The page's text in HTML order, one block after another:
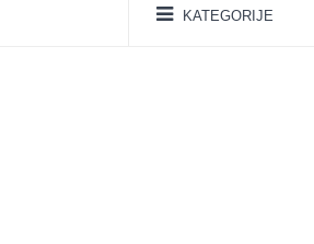
KATEGORIJE